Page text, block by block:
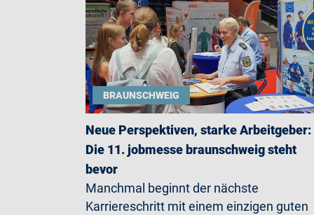
BRAUNSCHWEIG
Neue Perspektiven, starke Arbeitgeber:
Die 11. jobmesse braunschweig steht
bevor
Manchmal beginnt der nächste
Karriereschritt mit einem einzigen guten